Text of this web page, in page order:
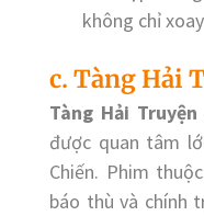
không chỉ
c. Tàng Hải
Tàng Hải Truyện
được quan tâm
Chiến. Phim
báo thù và chính